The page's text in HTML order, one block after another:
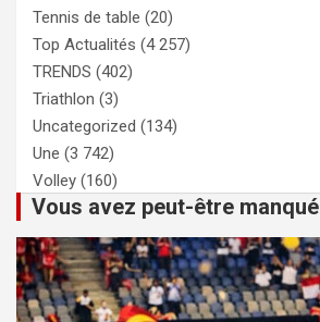
Tennis de table (20)
Top Actualités (4 257)
TRENDS (402)
Triathlon (3)
Uncategorized (134)
Une (3 742)
Volley (160)
Vous avez peut-être manqué